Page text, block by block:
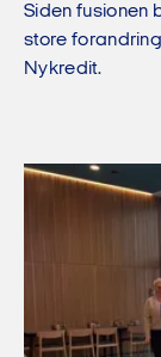
Siden fusionen
store
Nykredit.